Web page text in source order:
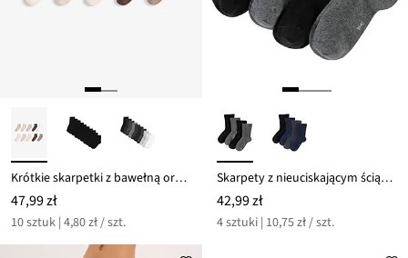
Krótkie skarpetki z bawełną organiczną (10 par)
47,99 zł
10 sztuk | 4,80 zł / szt.
Skarpety z nieuciskającym ściągaczem (4 pary)
42,99 zł
4 sztuki | 10,75 zł / szt.